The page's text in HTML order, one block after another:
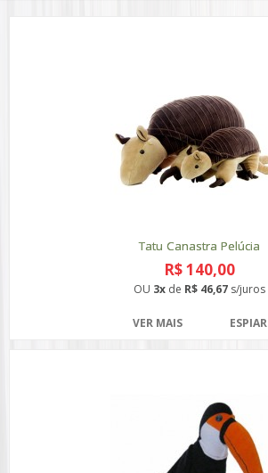
Tatu Canastra Pelúcia
R$ 140,00
OU 3x de R$ 46,67 s/juros
VER MAIS ESPIAR